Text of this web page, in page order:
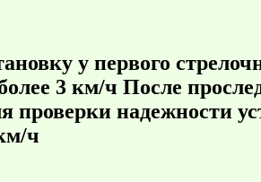
у первого
3 км/ч После
проверки надежности
ч